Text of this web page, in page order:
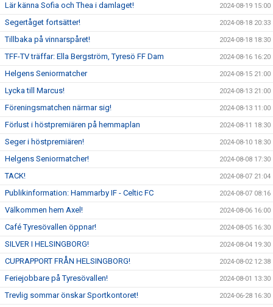
Lär känna Sofia och Thea i damlaget! 2024-08-19 15:00
Segertåget fortsätter! 2024-08-18 20:33
Tillbaka på vinnarspåret! 2024-08-18 18:30
TFF-TV träffar: Ella Bergström, Tyresö FF Dam 2024-08-16 16:20
Helgens Seniormatcher 2024-08-15 21:00
Lycka till Marcus! 2024-08-13 21:00
Föreningsmatchen närmar sig! 2024-08-13 11:00
Förlust i höstpremiären på hemmaplan 2024-08-11 18:30
Seger i höstpremiären! 2024-08-10 18:30
Helgens Seniormatcher! 2024-08-08 17:30
TACK! 2024-08-07 21:04
Publikinformation: Hammarby IF - Celtic FC 2024-08-07 08:16
Välkommen hem Axel! 2024-08-06 16:00
Café Tyresövallen öppnar! 2024-08-05 16:30
SILVER I HELSINGBORG! 2024-08-04 19:30
CUPRAPPORT FRÅN HELSINGBORG! 2024-08-02 12:38
Feriejobbare på Tyresövallen! 2024-08-01 13:30
Trevlig sommar önskar Sportkontoret! 2024-06-28 16:30